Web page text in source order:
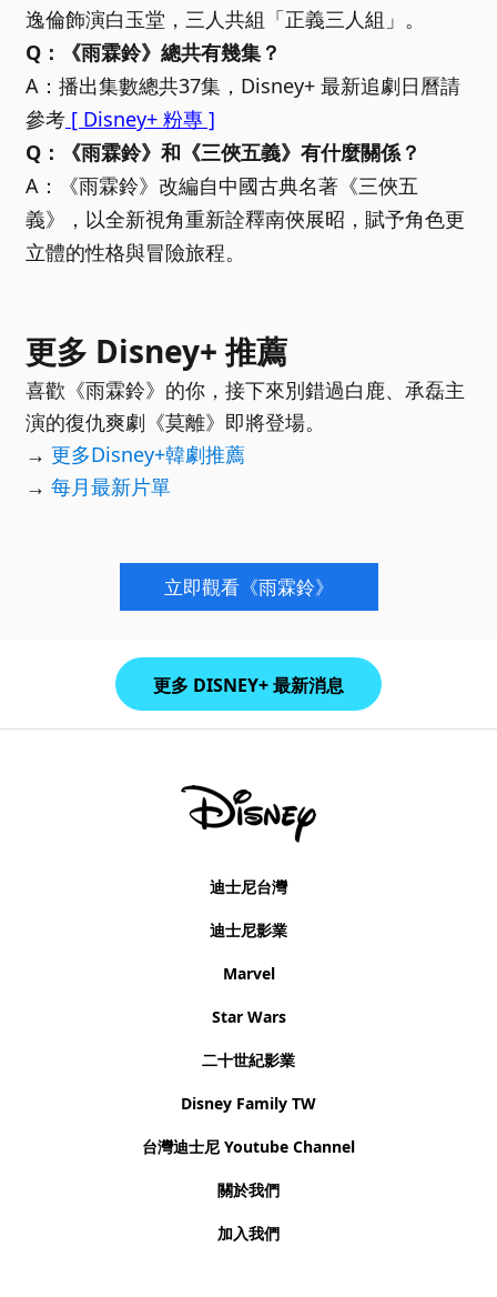
逸倫飾演白玉堂，三人共組「正義三人組」。
Q：《雨霖鈴》總共有幾集？
A：播出集數總共37集，Disney+ 最新追劇日曆請
參考 [ Disney+ 粉專 ]
Q：《雨霖鈴》和《三俠五義》有什麼關係？
A：《雨霖鈴》改編自中國古典名著《三俠五
義》，以全新視角重新詮釋南俠展昭，賦予角色更
立體的性格與冒險旅程。
更多 Disney+ 推薦
喜歡《雨霖鈴》的你，接下來別錯過白鹿、承磊主
演的復仇爽劇《莫離》即將登場。
→ 更多Disney+韓劇推薦
→ 每月最新片單
立即觀看《雨霖鈴》
更多 DISNEY+ 最新消息
迪士尼台灣
迪士尼影業
Marvel
Star Wars
二十世紀影業
Disney Family TW
台灣迪士尼 Youtube Channel
關於我們
加入我們